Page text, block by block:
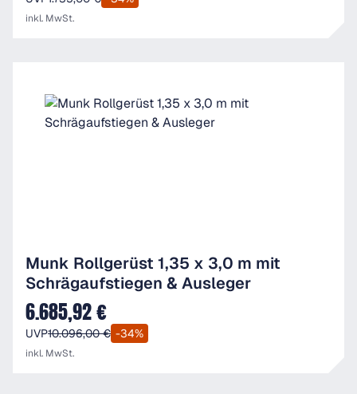
inkl. MwSt.
Munk Rollgerüst 1,35 x 3,0 m mit
Schrägaufstiegen & Ausleger
Verkaufspreis:
6.685,92 €
UVP10.096,00 € -34%
inkl. MwSt.